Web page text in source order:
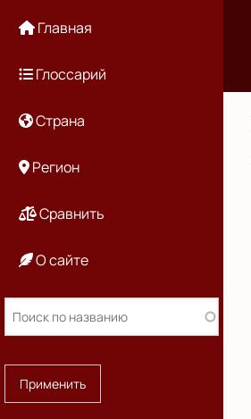
содержанию
Основная
навигация
Главная
Глоссарий
Страна
Регион
Сравнить
О сайте